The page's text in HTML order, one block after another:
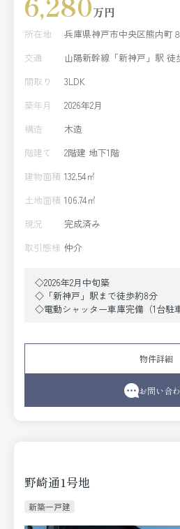
万円
所在地
兵庫県神戸市中央区熊内町
交通
山陽新幹線「新神戸」駅 徒
間取り
3LDK
築年月
2026年2月
構造
木造
階建て
2階建 地下1階
建物面積 132.54㎡
土地面積 106.74㎡
現況
完成済み
取引態様 仲介
◇2026年2月中旬築
◇「新神戸」駅まで徒歩約8分
◇電動シャッター車庫完備（1台駐
◇LDK約19.8帖
◇キッチン・洗面室からデッキス
物件詳細
お問い合
野崎通1号地
新築一戸建